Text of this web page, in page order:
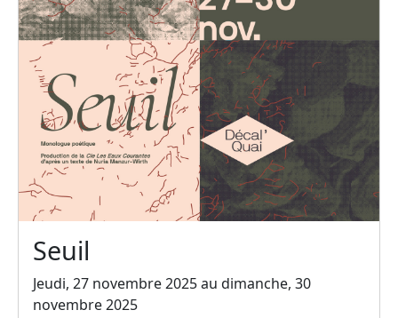
Seuil
Jeudi, 27 novembre 2025 au dimanche, 30
novembre 2025